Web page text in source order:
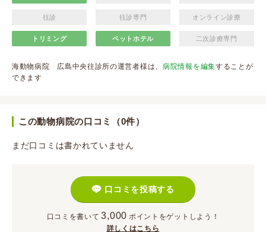
往診 往診専門 オンライン診療
トリミング ペットホテル 二次診療専門
海動物病院 広島中央往診所の運営者様は、 病院情報を編集することが
できます
この動物病院の口コミ（0件）
まだ口コミは書かれていません
口コミを投稿する
口コミを書いて 3,000 ポイント をゲットしよう！
詳しくはこちら